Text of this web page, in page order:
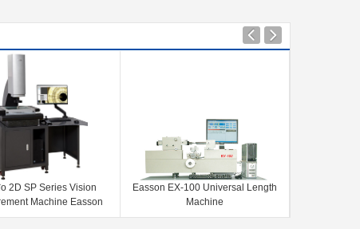
Easson EX-100 Universal Length
Machine
Màn hình hiển thị Easson ES-8A
Digital Readout